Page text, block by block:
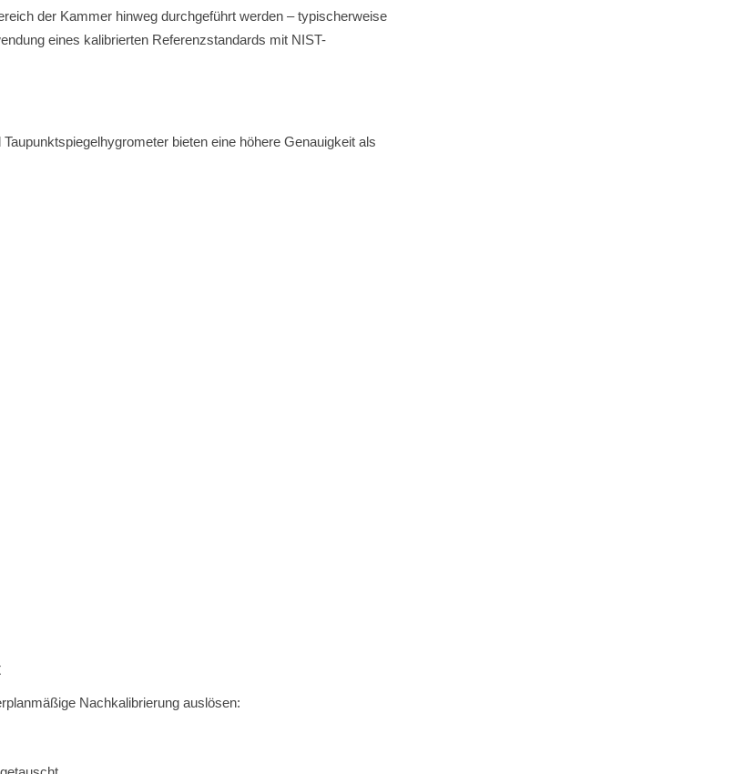
der Kammer hinweg durchgeführt werden – typischerweise
eines kalibrierten Referenzstandards mit NIST-
bieten eine höhere Genauigkeit als
Nachkalibrierung auslösen: